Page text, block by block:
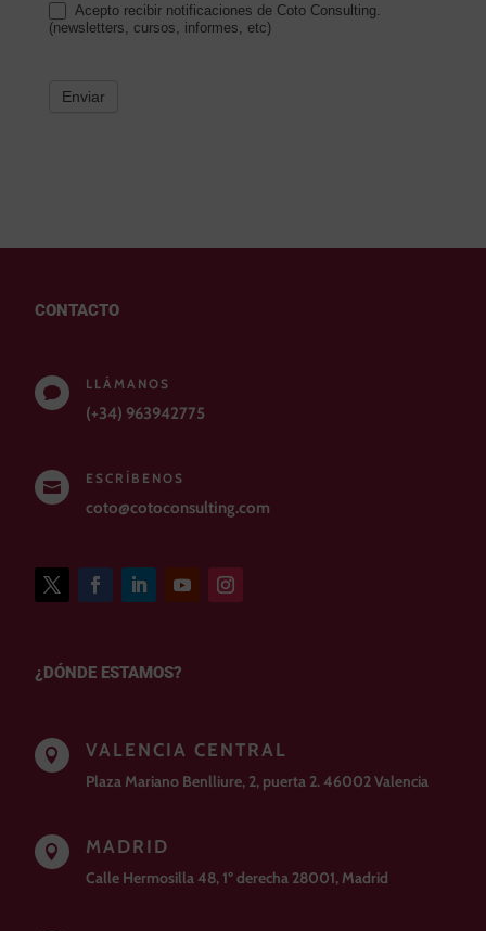
Acepto recibir notificaciones de Coto Consulting.
(newsletters, cursos, informes, etc)
Enviar
CONTACTO

LLÁMANOS
(+34) 963942775

ESCRÍBENOS
coto@cotoconsulting.com
¿DÓNDE ESTAMOS?
 VALENCIA CENTRAL
Plaza Mariano Benlliure, 2, puerta 2. 46002 Valencia
 MADRID
Calle Hermosilla 48, 1º derecha 28001, Madrid